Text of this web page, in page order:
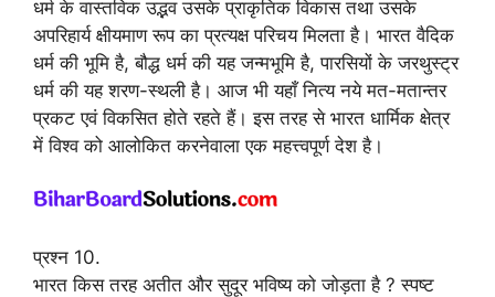
धर्म के वास्तविक उद्भव उसके प्राकृतिक विकास तथा उसके
अपरिहार्य क्षीयमाण रूप का प्रत्यक्ष परिचय मिलता है। भारत वैदिक
धर्म की भूमि है, बौद्ध धर्म की यह जन्मभूमि है, पारसियों के जरथुस्ट्र
धर्म की यह शरण-स्थली है। आज भी यहाँ नित्य नये मत-मतान्तर
प्रकट एवं विकसित होते रहते हैं। इस तरह से भारत धार्मिक क्षेत्र
में विश्व को आलोकित करनेवाला एक महत्त्वपूर्ण देश है।
प्रश्न 10.
भारत किस तरह अतीत और सुदूर भविष्य को जोड़ता है ? स्पष्ट